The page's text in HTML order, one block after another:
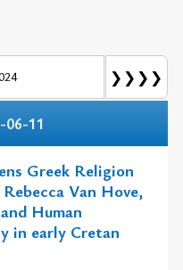
❯❯❯❯
06-11
Greek Religion
Van Hove,
Human
in early Cretan